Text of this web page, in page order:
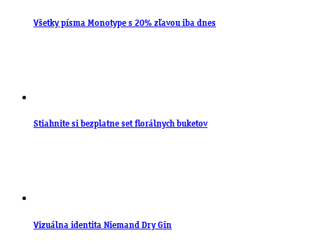
Všetky písma Monotype s 20% zľavou iba dnes
Stiahnite si bezplatne set florálnych buketov
Vizuálna identita Niemand Dry Gin